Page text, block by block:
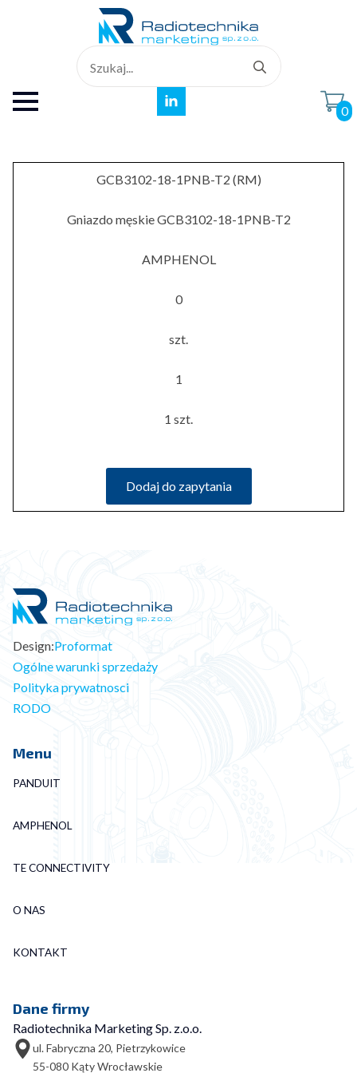
for:
0
GCB3102-18-1PNB-T2 (RM)
Gniazdo męskie GCB3102-18-1PNB-T2
AMPHENOL
0
szt.
1
1 szt.
Dodaj do zapytania
Design:Proformat
Ogólne warunki sprzedaży
Polityka prywatnosci
RODO
Menu
PANDUIT
AMPHENOL
TE CONNECTIVITY
O NAS
KONTAKT
Dane firmy
Radiotechnika Marketing Sp. z.o.o.
ul. Fabryczna 20, Pietrzykowice
55-080 Kąty Wrocławskie